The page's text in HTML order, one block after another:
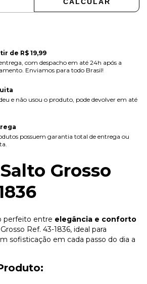
CALCULAR
de R$ 19,99
com despacho em até 24h após a
Enviamos para todo Brasil!
e não usou o produto, pode devolver em até
possuem garantia total de entrega ou
Grosso
perfeito entre elegância e conforto
Ref. 43-1836, ideal para
sofisticação em cada passo do dia a